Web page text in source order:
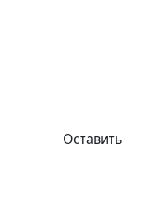
Оставить